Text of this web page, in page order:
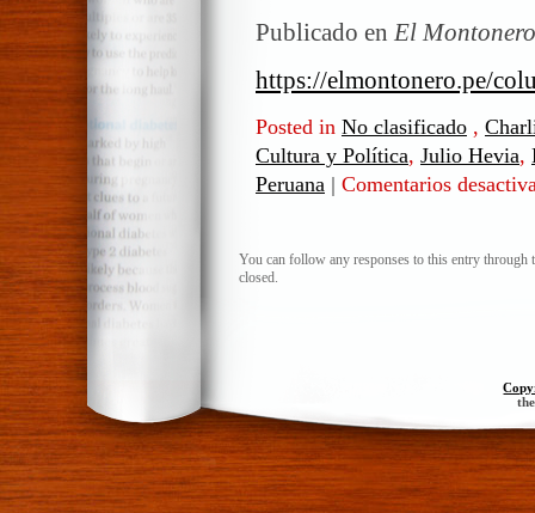
Publicado en El Montonero
https://elmontonero.pe/
Posted in No clasificado ,
Cultura y Política, Julio Hevia,
Peruana | Comentarios
You can follow any responses to this entry through
closed.